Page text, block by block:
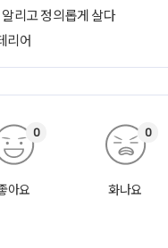
리고 정의롭게 살다
리어
아요
0
화나요
0